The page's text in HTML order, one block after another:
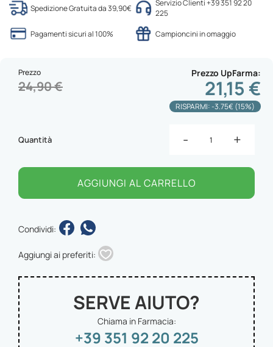
Spedizione Gratuita da 39,90€
Servizio Clienti +39 351 92 20
225
Pagamenti sicuri al 100%
Campioncini in omaggio
Prezzo UpFarma
21,15 €
Prezzo
24,90 €
RISPARMI: -3.75€ (15%)
Quantità - +
AGGIUNGI AL CARRELLO
Condividi:
Aggiungi ai preferiti:
SERVE AIUTO?
Chiama in Farmacia:
+39 351 92 20 225